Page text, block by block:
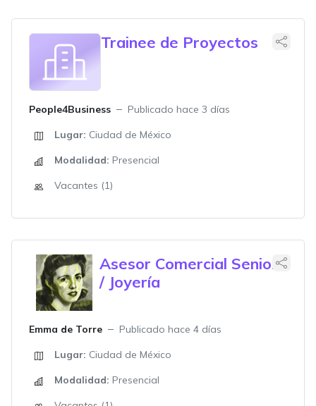
Trainee de Proyectos
People4Business
Publicado hace 3 días
Lugar: Ciudad de México
Modalidad: Presencial
Vacantes (1)
Asesor Comercial Senior
/ Joyería
Emma de Torre
Publicado hace 4 días
Lugar: Ciudad de México
Modalidad: Presencial